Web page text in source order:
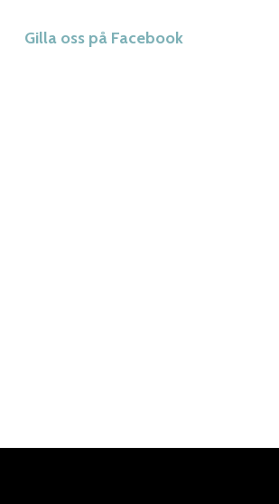
Gilla oss på Facebook